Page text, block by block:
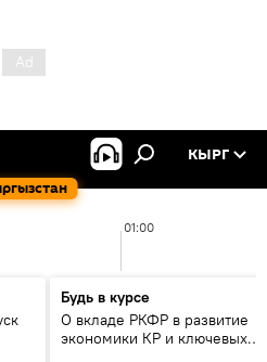
КЫРГ
01:00
Будь в курсе
О вкладе РКФР в развитие
экономики КР и ключевых